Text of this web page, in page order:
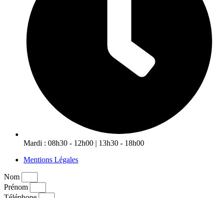
Mardi : 08h30 - 12h00 | 13h30 - 18h00
Mentions Légales
Nom
Prénom